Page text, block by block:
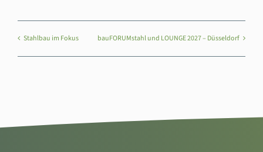
Stahlbau im Fokus bauFORUMstahl und LOUNGE 2027 – Düsseldorf